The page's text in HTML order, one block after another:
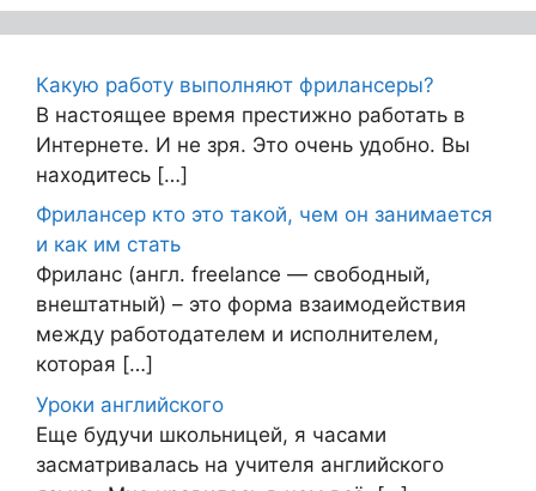
Какую работу выполняют фрилансеры?
В настоящее время престижно работать в
Интернете. И не зря. Это очень удобно. Вы
находитесь […]
Фрилансер кто это такой, чем он занимается
и как им стать
Фриланс (англ. freelance — свободный,
внештатный) – это форма взаимодействия
между работодателем и исполнителем,
которая […]
Уроки английского
Еще будучи школьницей, я часами
засматривалась на учителя английского